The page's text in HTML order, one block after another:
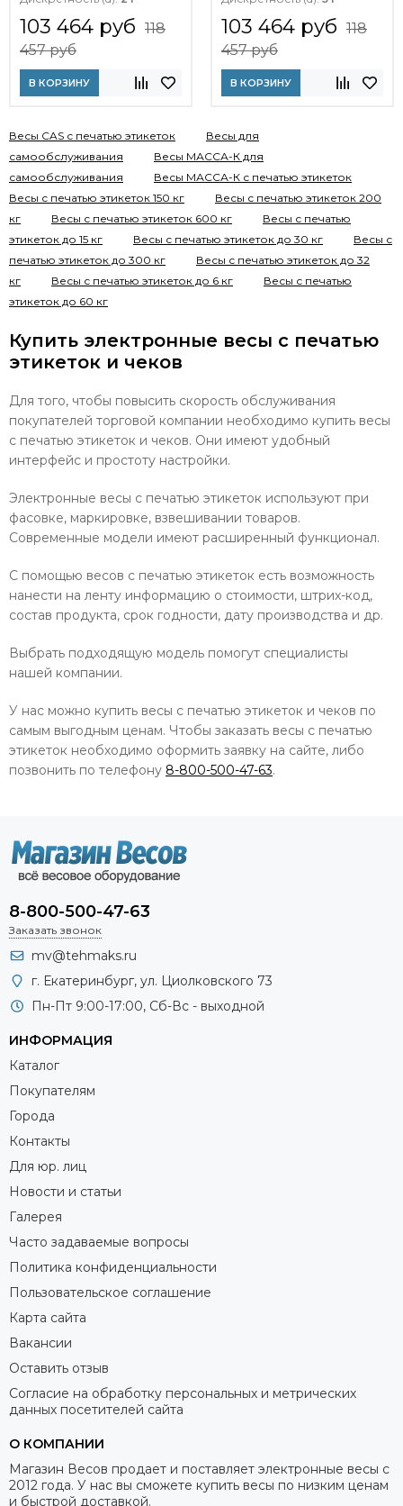
103 464 руб 118
457 руб
В КОРЗИНУ
103 464 руб 118
457 руб
В КОРЗИНУ
Весы CAS с печатью этикеток
Весы для
самообслуживания
Весы МАССА-К для
самообслуживания
Весы МАССА-К с печатью этикеток
Весы с печатью этикеток 150 кг
Весы с печатью этикеток 200
кг
Весы с печатью этикеток 600 кг
Весы с печатью
этикеток до 15 кг
Весы с печатью этикеток до 30 кг
Весы с
печатью этикеток до 300 кг
Весы с печатью этикеток до 32
кг
Весы с печатью этикеток до 6 кг
Весы с печатью
этикеток до 60 кг
Купить электронные весы с печатью
этикеток и чеков
Для того, чтобы повысить скорость обслуживания
покупателей торговой компании необходимо купить весы
с печатью этикеток и чеков. Они имеют удобный
интерфейс и простоту настройки.
Электронные весы с печатью этикеток используют при
фасовке, маркировке, взвешивании товаров.
Современные модели имеют расширенный функционал.
С помощью весов с печатью этикеток есть возможность
нанести на ленту информацию о стоимости, штрих-код,
состав продукта, срок годности, дату производства и др.
Выбрать подходящую модель помогут специалисты
нашей компании.
У нас можно купить весы с печатью этикеток и чеков по
самым выгодным ценам. Чтобы заказать весы с печатью
этикеток необходимо оформить заявку на сайте, либо
позвонить по телефону 8-800-500-47-63.
8-800-500-47-63
Заказать звонок
mv@tehmaks.ru
г. Екатеринбург, ул. Циолковского 73
Пн-Пт 9:00-17:00, Сб-Вс - выходной
ИНФОРМАЦИЯ
Каталог
Покупателям
Города
Контакты
Для юр. лиц
Новости и статьи
Галерея
Часто задаваемые вопросы
Политика конфиденциальности
Пользовательское соглашение
Карта сайта
Вакансии
Оставить отзыв
Согласие на обработку персональных и метрических
данных посетителей сайта
О КОМПАНИИ
Магазин Весов продает и поставляет электронные весы с
2012 года. У нас вы сможете купить весы по низким ценам
и быстрой доставкой.